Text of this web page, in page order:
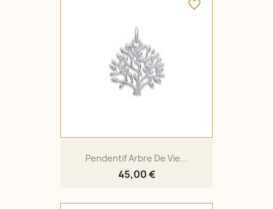
Pendentif Arbre De Vie...
45,00 €
favorite_border